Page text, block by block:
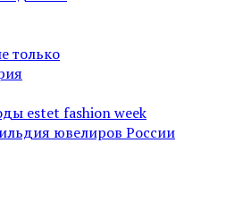
только
estet fashion week
ювелиров России